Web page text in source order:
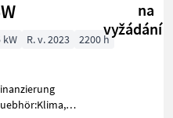
na
vyžádání
kW R. v. 2023 2200 h